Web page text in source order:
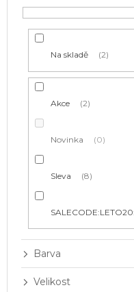
Na skladě 2
Akce 2
Novinka 0
Sleva 8
Barva
Velikost